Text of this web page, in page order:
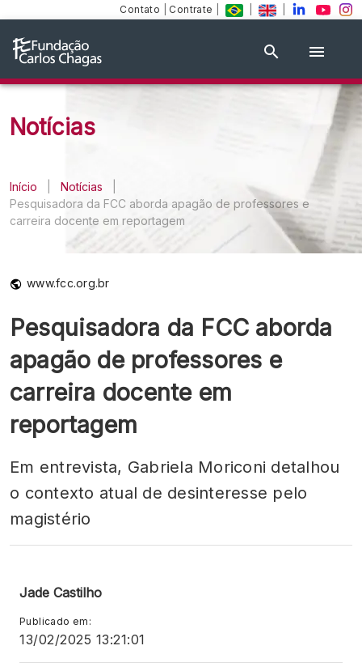
Contato Contrate
Notícias
Início Notícias
Pesquisadora da FCC aborda apagão de professores e
carreira docente em reportagem
www.fcc.org.br
Pesquisadora da FCC aborda
apagão de professores e
carreira docente em
reportagem
Em entrevista, Gabriela Moriconi detalhou
o contexto atual de desinteresse pelo
magistério
Jade Castilho
Publicado em:
13/02/2025 13:21:01